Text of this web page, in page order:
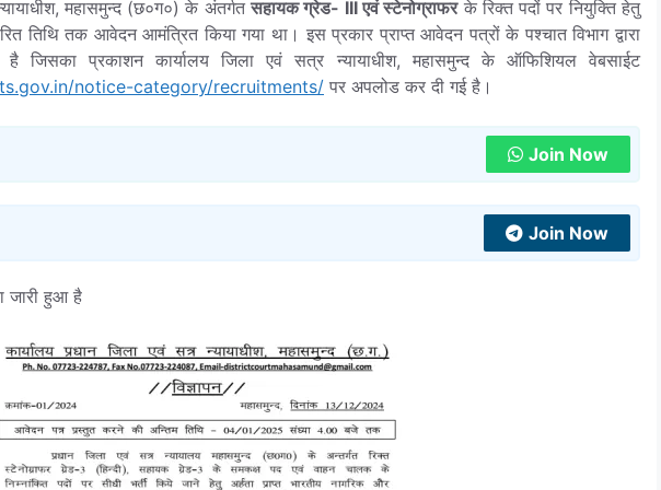
महासमुन्द (छ०ग०) के अंतर्गतसहायक ग्रेड- III एवं स्टेनोग्राफरके रिक्त पदों पर नियुक्ति हेतु
तिथि तक आवेदन आमंत्रित किया गया था। इस प्रकार प्राप्त आवेदन पत्रों के पश्चात विभाग द्वारा
जिसका प्रकाशन कार्यालय जिला एवं सत्र न्यायाधीश, महासमुन्द के ऑफिशियल वेबसाईट
notice-category/recruitments/ पर अपलोड कर दी गई है।
Join Now
Join Now
जारी हुआ है